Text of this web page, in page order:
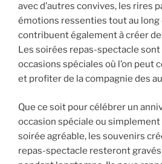
avec d’autres convives, les rires
émotions ressenties tout au long
contribuent également à créer
Les soirées repas-spectacle
occasions spéciales où l’on peut
et profiter de la compagnie des
Que ce soit pour célébrer un
occasion spéciale ou simplement
soirée agréable, les souvenirs
repas-spectacle resteront